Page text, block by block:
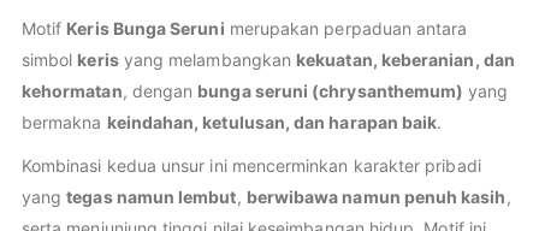
Motif Keris Bunga Seruni merupakan perpaduan antara
simbol kerisyang melambangkan kekuatan, keberanian, dan
kehormatan, dengan bunga seruni (chrysanthemum) yang
bermakna keindahan, ketulusan, dan harapan baik.
Kombinasi kedua unsur ini mencerminkan karakter pribadi
yangtegas namun lembut, berwibawa namun penuh kasih,